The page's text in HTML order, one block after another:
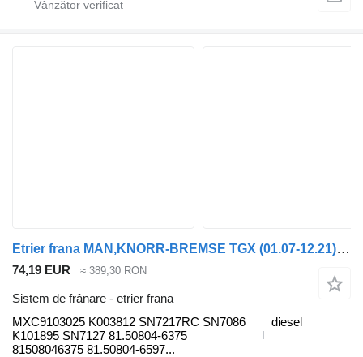
Etrier frana MAN,KNORR-BREMSE TGX (01.07-12.21) MXC9103025 pentru cap tractor MAN tgl 2006
74,19 EUR ≈ 389,30 RON
Sistem de frânare - etrier frana
MXC9103025 K003812 SN7217RC SN7086
K101895 SN7127 81.50804-6375
81508046375 81.50804-6597...
diesel